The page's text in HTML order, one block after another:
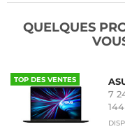
QUELQUES
TOP DES VENTES
7